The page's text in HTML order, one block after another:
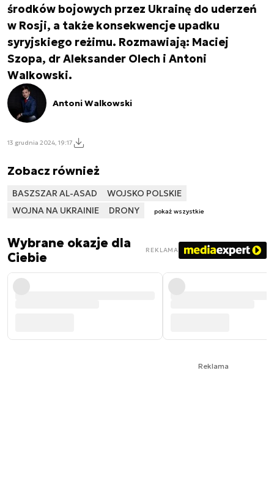
środków bojowych przez Ukrainę do uderzeń
w Rosji, a także konsekwencje upadku
syryjskiego reżimu. Rozmawiają: Maciej
Szopa, dr Aleksander Olech i Antoni
Walkowski.
Antoni Walkowski
13 grudnia 2024, 19:17
Zobacz również
BASZSZAR AL-ASAD
WOJSKO POLSKIE
WOJNA NA UKRAINIE
DRONY pokaż wszystkie
Wybrane okazje dla
Ciebie
REKLAMA
Reklama